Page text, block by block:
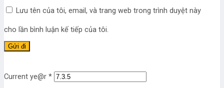
Lưu tên của tôi, email, và trang web trong trình duyệt này
cho lần bình luận kế tiếp của tôi.
Current ye@r *